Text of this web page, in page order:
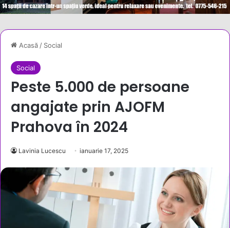
Acasă/ Social
Social
Peste 5.000 de persoane
angajate prin AJOFM
Prahova în 2024
Lavinia Lucescu ianuarie 17, 2025